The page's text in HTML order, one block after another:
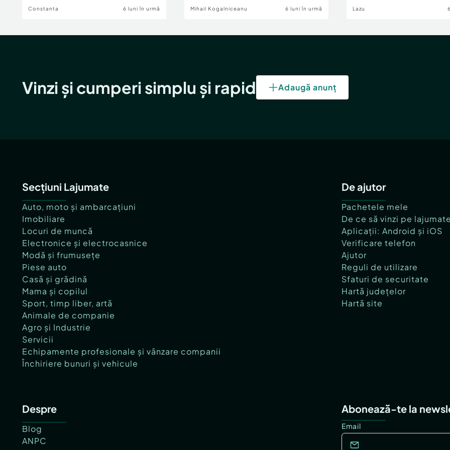
Constanta 6 luni în urmă Mihail Kogalniceanu 6 luni în urmă Lazu
Vinzi și cumperi simplu și rapid Adaugă anunț
Secțiuni Lajumate
Auto, moto și ambarcațiuni
Imobiliare
Locuri de muncă
Electronice și electrocasnice
Modă și frumusețe
Piese auto
Casă și grădină
Mama și copilul
Sport, timp liber, artă
Animale de companie
Agro și Industrie
Servicii
Echipamente profesionale și vânzare companii
Închiriere bunuri și vehicule
De ajutor
Pachetele mele
De ce să vinzi pe
Aplicații: Android și iOS
Verificare telefon
Ajutor
Reguli de utilizare
Sfaturi de securitate
Hartă județelor
Hartă site
Despre
Blog
ANPC
Abonează-te la
Email